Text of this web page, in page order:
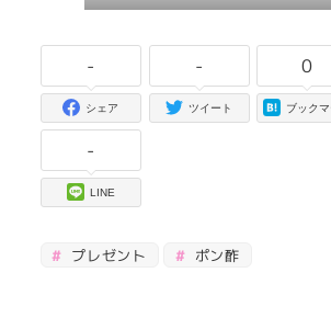
-
シェア
-
ツイート
0
ブックマ
-
LINE
プレゼント ポン酢